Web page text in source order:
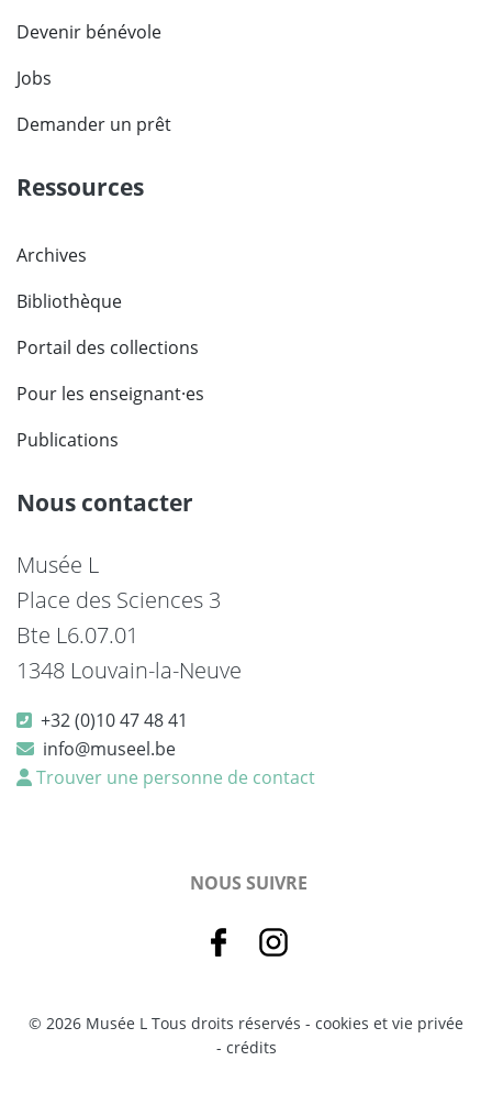
Devenir bénévole
Jobs
Demander un prêt
Ressources
Archives
Bibliothèque
Portail des collections
Pour les enseignant·es
Publications
Nous contacter
Musée L
Place des Sciences 3
Bte L6.07.01
1348 Louvain-la-Neuve
+32 (0)10 47 48 41
info@museel.be
Trouver une personne de contact
NOUS SUIVRE
© 2026 Musée L Tous droits réservés - cookies et vie privée
- crédits